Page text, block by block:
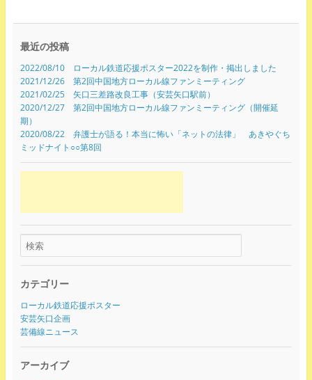
最近の投稿
2022/08/10 ローカル鉄道応援ポスター2022を制作・掲出しました
2021/12/26 第2回中国地方ローカル線ファンミーティング
2021/02/25 矢口三差路改良工事（安芸矢口駅前）
2020/12/27 第2回中国地方ローカル線ファンミーティング（開催延
期）
2020/08/22 弁護士が語る！本当に怖い「ネットの法律」 あきやぐち
ミッドナイト○○第8回
カテゴリー
ローカル鉄道応援ポスター
安芸矢口企画
芸備線ニュース
アーカイブ